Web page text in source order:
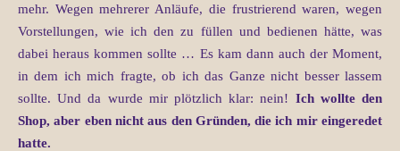
mehr. Wegen mehrerer Anläufe, die frustrierend waren, wegen
Vorstellungen, wie ich den zu füllen und bedienen hätte, was
dabei heraus kommen sollte … Es kam dann auch der Moment,
in dem ich mich fragte, ob ich das Ganze nicht besser lassem
sollte. Und da wurde mir plötzlich klar: nein! Ich wollte den
Shop, aber eben nicht aus den Gründen, die ich mir eingeredet
hatte.